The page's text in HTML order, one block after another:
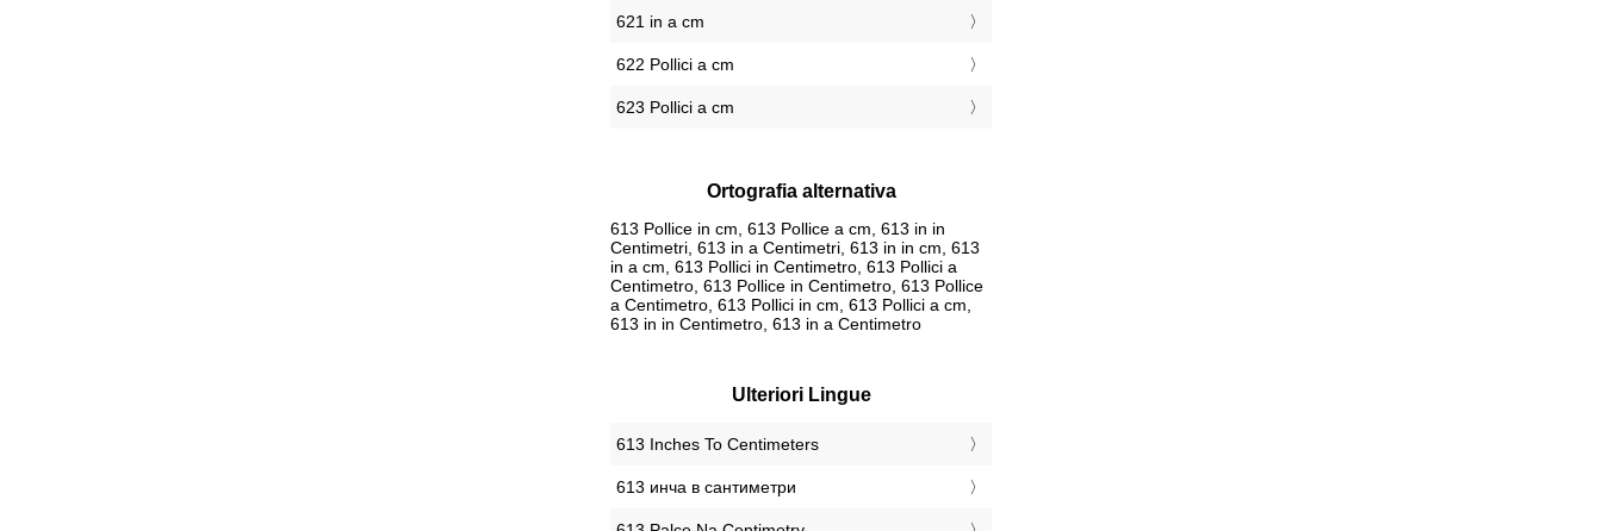
621 in a cm
622 Pollici a cm
623 Pollici a cm
Ortografia alternativa
613 Pollice in cm, 613 Pollice a cm, 613 in in
Centimetri, 613 in a Centimetri, 613 in in cm, 613
in a cm, 613 Pollici in Centimetro, 613 Pollici a
Centimetro, 613 Pollice in Centimetro, 613 Pollice
a Centimetro, 613 Pollici in cm, 613 Pollici a cm,
613 in in Centimetro, 613 in a Centimetro
Ulteriori Lingue
‎613 Inches To Centimeters
‎613 инча в сантиметри